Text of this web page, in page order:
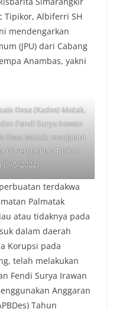
Tipikor, Albiferri SH
mendengarkan
(JPU) dari Cabang
Anambas, yakni
Desa (Kades) Matak,
Fendi Surya Irawan
Desa Matak, menjalani
di Pengadilan Tipikor
(9/5/2022).
terdakwa
Palmatak
atau tidaknya pada
dalam daerah
Korupsi pada
telah melakukan
Fendi Surya Irawan
Anggaran
Tahun